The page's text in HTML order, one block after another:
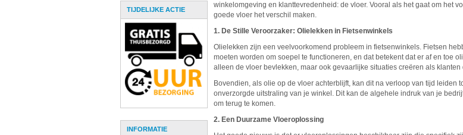
TIJDELIJKE ACTIE
INFORMATIE
winkelomgeving en klanttevredenheid: de vloer. Vooral als het gaat om het
goede vloer het verschil maken.
1. De Stille Veroorzaker: Olielekken in Fietsenwinkels
Olielekken zijn een veelvoorkomend probleem in fietsenwinkels. Fietsen
moeten worden om soepel te functioneren, en dat betekent dat er af en toe
alleen de vloer bevlekken, maar ook gevaarlijke situaties creëren als
Bovendien, als olie op de vloer achterblijft, kan dit na verloop van tijd leiden
onverzorgde uitstraling van je winkel. Dit kan de algehele indruk van je
om terug te komen.
2. Een Duurzame Vloeroplossing